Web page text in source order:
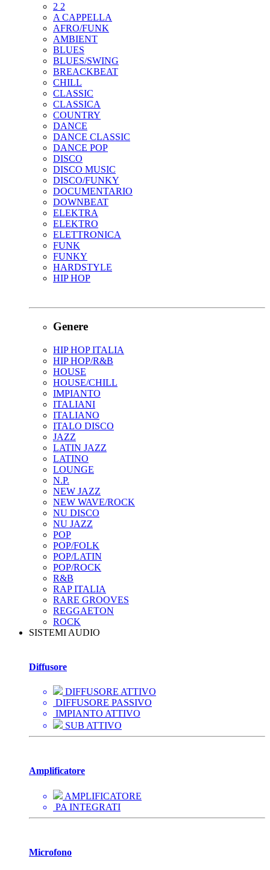
2 2
A CAPPELLA
AFRO/FUNK
AMBIENT
BLUES
BLUES/SWING
BREACKBEAT
CHILL
CLASSIC
CLASSICA
COUNTRY
DANCE
DANCE CLASSIC
DANCE POP
DISCO
DISCO MUSIC
DISCO/FUNKY
DOCUMENTARIO
DOWNBEAT
ELEKTRA
ELEKTRO
ELETTRONICA
FUNK
FUNKY
HARDSTYLE
HIP HOP
Genere
HIP HOP ITALIA
HIP HOP/R&B
HOUSE
HOUSE/CHILL
IMPIANTO
ITALIANI
ITALIANO
ITALO DISCO
JAZZ
LATIN JAZZ
LATINO
LOUNGE
N.P.
NEW JAZZ
NEW WAVE/ROCK
NU DISCO
NU JAZZ
POP
POP/FOLK
POP/LATIN
POP/ROCK
R&B
RAP ITALIA
RARE GROOVES
REGGAETON
ROCK
SISTEMI AUDIO
Diffusore
DIFFUSORE ATTIVO
DIFFUSORE PASSIVO
IMPIANTO ATTIVO
SUB ATTIVO
Amplificatore
AMPLIFICATORE
PA INTEGRATI
Microfono